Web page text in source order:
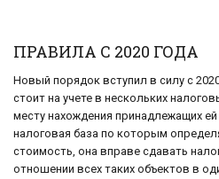
ПРАВИЛА С 2020 ГОДА
Новый порядок вступил в силу с
стоит на учете в нескольких
месту нахождения принадлежащих
налоговая база по которым
стоимость, она вправе сдавать
отношении всех таких объектов в